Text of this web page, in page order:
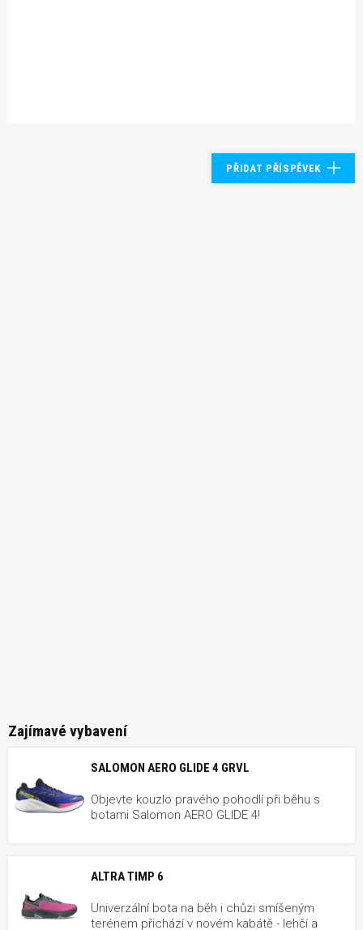
PŘIDAT PŘÍSPĚVEK
Zajímavé vybavení
SALOMON AERO GLIDE 4 GRVL
Objevte kouzlo pravého pohodlí při běhu s
botami Salomon AERO GLIDE 4!
ALTRA TIMP 6
Univerzální bota na běh i chůzi smíšeným
terénem přichází v novém kabátě - lehčí a